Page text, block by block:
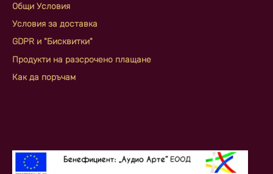
Общи Условия
Условия за доставка
GDPR и "Бисквитки"
Продукти на разсрочено плащане
Как да поръчам